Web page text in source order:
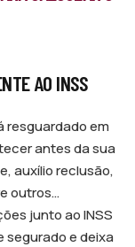
AO INSS
resguardado em
antes da sua
auxílio reclusão,
outros…
junto ao INSS
segurado e deixa